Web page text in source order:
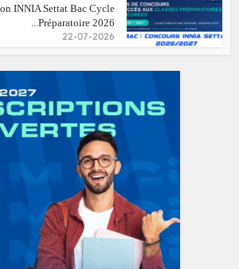
INNIA Settat Bac Cycle
Préparatoire 2026...
22-07-2026